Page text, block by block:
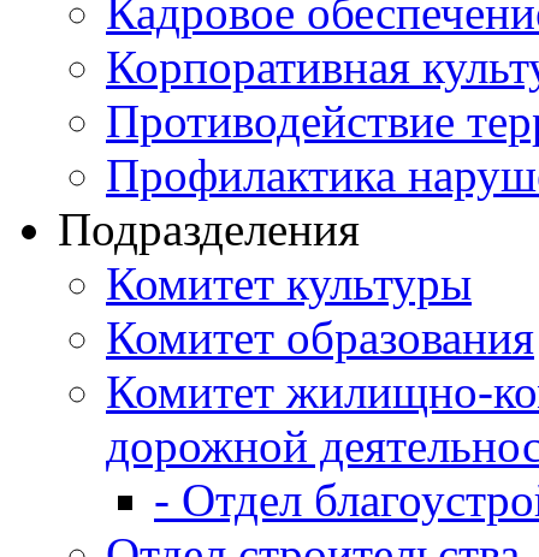
Кадровое
Корпоративная
Противодействие
Профилактика
Подразделения
Комитет культуры
Комитет образования
Комитет жилищно-
дорожной
- Отдел